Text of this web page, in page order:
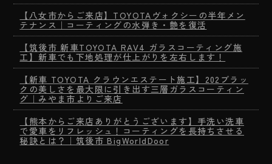
【八女市からご来店】TOYOTAヴォクシーの半年メン
テナンス｜コーティングの水弾き・艶を復活
【筑後市 新車TOYOTA RAV4 ガラスコーティング施
工】新車でも下地処理が仕上がりを左右します！
【新車 TOYOTA クラウンエステート施工】202ブラッ
クの美しさを最大限に引き出す三層ガラスコーティン
グ｜みやま市よりご来店
【熊本からご来店ありがとうございます】手洗い洗車
で愛車をリフレッシュ！コーティングを長持ちさせる
秘訣とは？｜筑後市 BigWorldDoor